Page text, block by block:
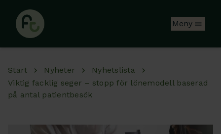
Meny
Start Nyheter
Nyhetslista
Viktig facklig seger – stopp för lönemodell baserad
på antal patientbesök